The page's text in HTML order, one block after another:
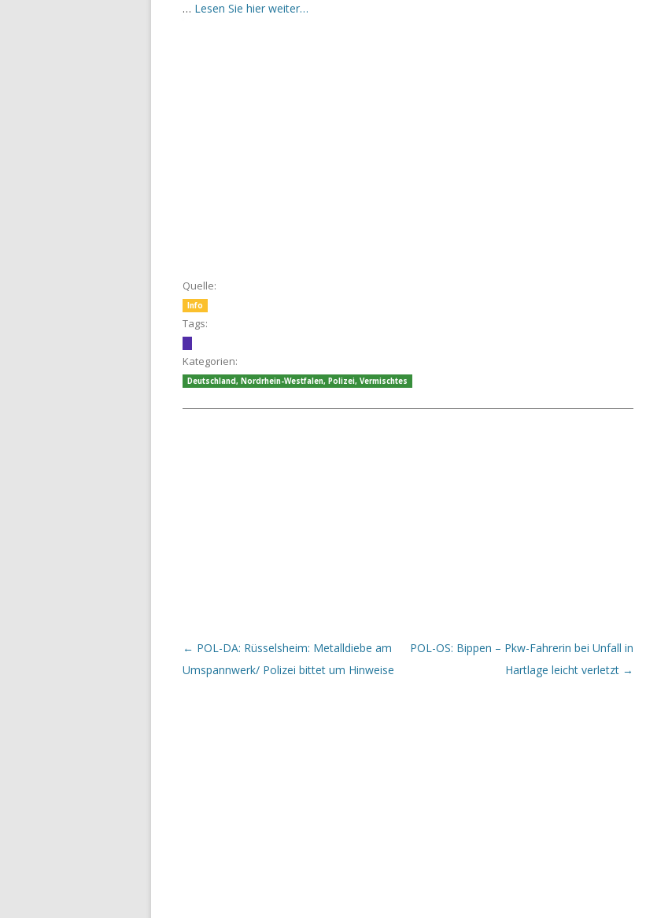
… Lesen Sie hier weiter…
Quelle:
Info
Tags:
Kategorien:
Deutschland, Nordrhein-Westfalen, Polizei, Vermischtes
Beitrags-Navigation
← POL-DA: Rüsselsheim: Metalldiebe am
Umspannwerk/ Polizei bittet um Hinweise
POL-OS: Bippen – Pkw-Fahrerin bei Unfall in
Hartlage leicht verletzt →